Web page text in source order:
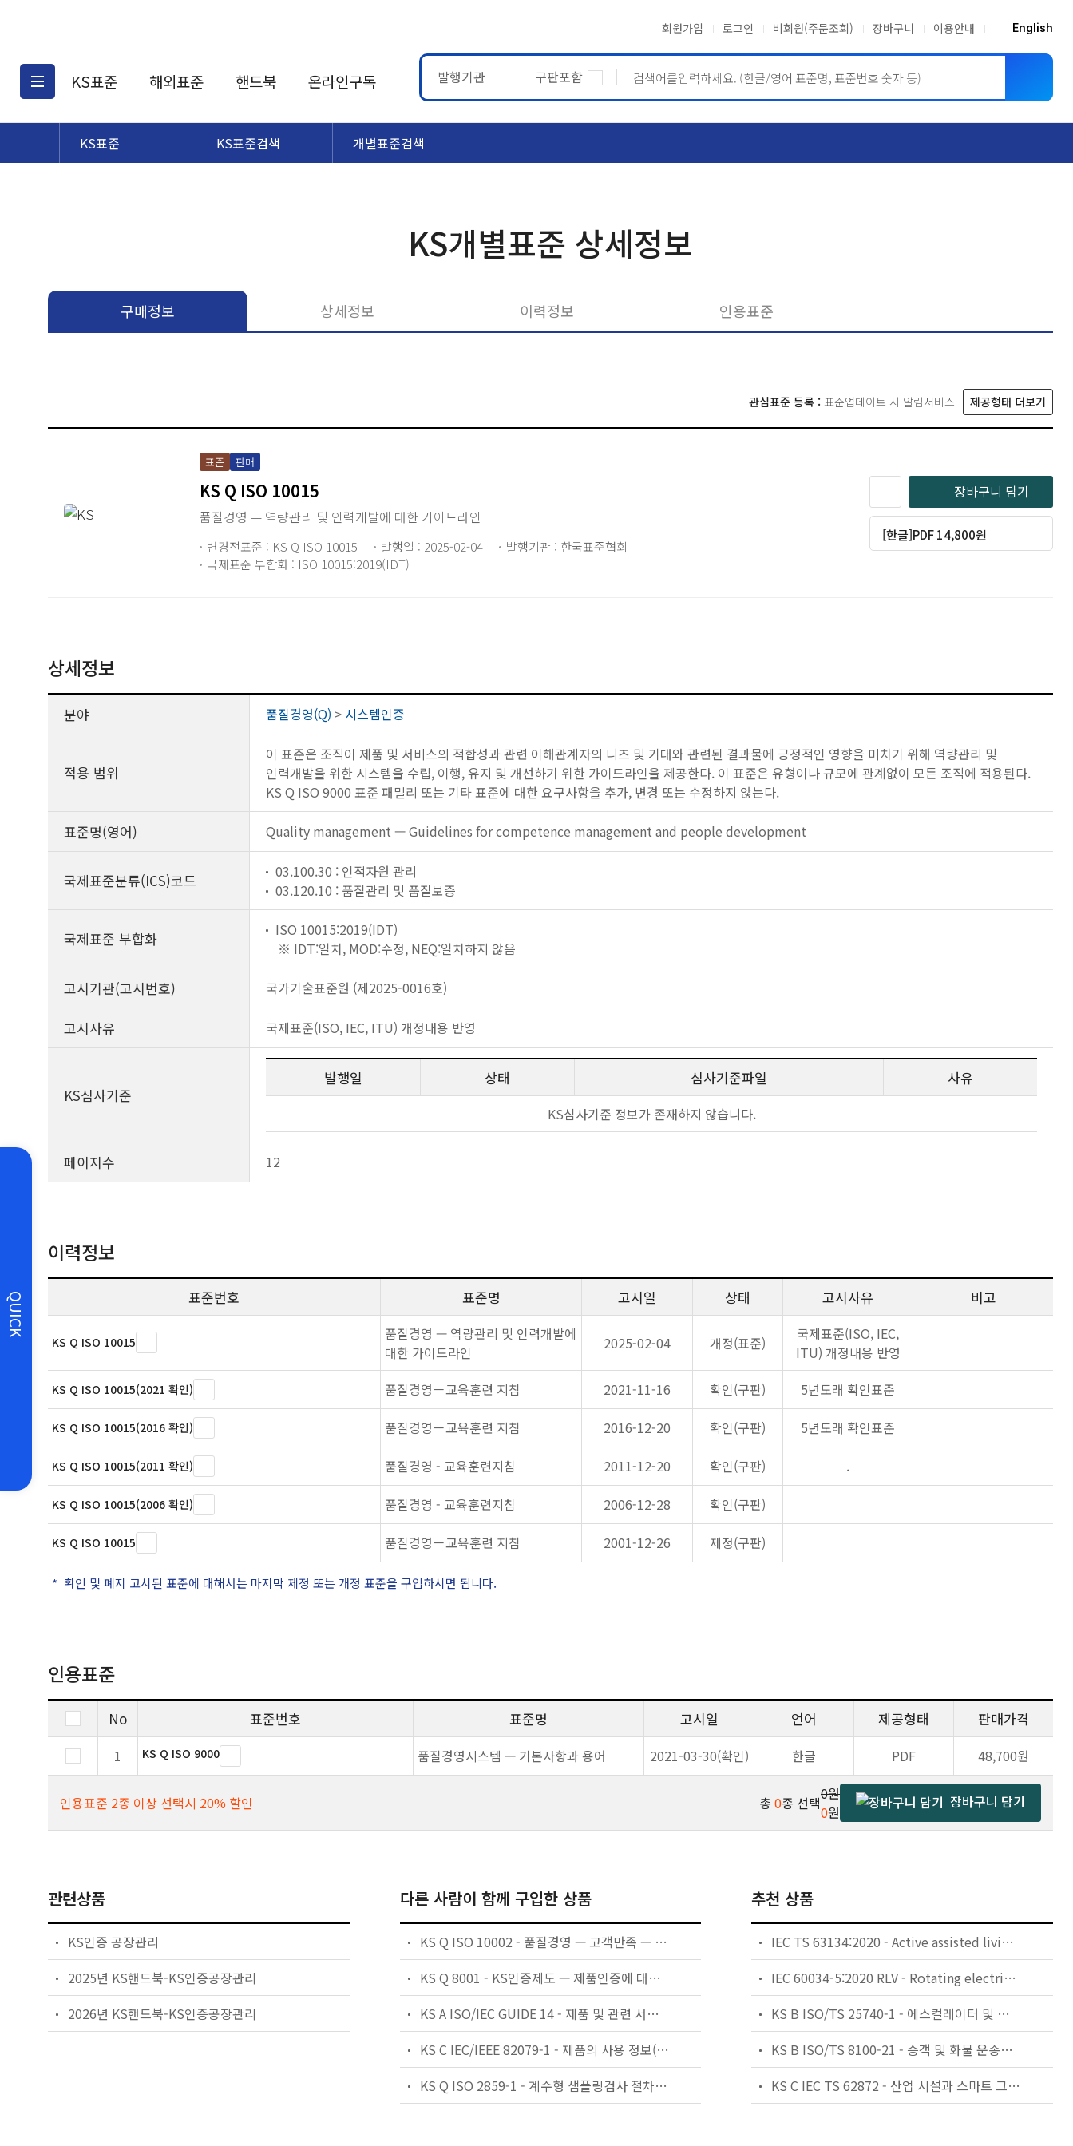
회원가입 로그인 비회원(주문조회) 장바구니 이용안내 English
KS표준
KS표준검색
해외표준
해외표준검색
핸드북 온라인구독 발행기관 구판포함
QUICK
KS표준 KS표준검색 개별표준검색
KS개별표준 상세정보
구매정보 상세정보 이력정보 인용표준
관심표준 등록 : 표준업데이트 시 알림서비스 제공형태 더보기
표준 판매
KS Q ISO 10015
품질경영 — 역량관리 및 인력개발에 대한 가이드라인
변경전표준 : KS Q ISO 10015 발행일 : 2025-02-04
발행기관 : 한국표준협회
국제표준 부합화 : ISO 10015:2019(IDT)
장바구니 담기
[한글]PDF 14,800원
상세정보
분야 품질경영(Q) > 시스템인증
적용 범위
이 표준은 조직이 제품 및 서비스의 적합성과 관련 이해관계자의 니즈 및 기대와 관련된 결과물에 긍정적인 영향을 미치기 위해 역량관리 및
인력개발을 위한 시스템을 수립, 이행, 유지 및 개선하기 위한 가이드라인을 제공한다. 이 표준은 유형이나 규모에 관계없이 모든 조직에 적용된다.
KS Q ISO 9000 표준 패밀리 또는 기타 표준에 대한 요구사항을 추가, 변경 또는 수정하지 않는다.
표준명(영어) Quality management — Guidelines for competence management and people development
국제표준분류(ICS)코드
03.100.30 : 인적자원 관리
03.120.10 : 품질관리 및 품질보증
국제표준 부합화
ISO 10015:2019(IDT)
※ IDT:일치, MOD:수정, NEQ:일치하지 않음
고시기관(고시번호) 국가기술표준원 (제2025-0016호)
고시사유 국제표준(ISO, IEC, ITU) 개정내용 반영
KS심사기준
발행일 상태 심사기준파일 사유
KS심사기준 정보가 존재하지 않습니다.
페이지수 12
이력정보
표준번호 표준명 고시일 상태 고시사유 비고
KS Q ISO 10015
품질경영 — 역량관리 및 인력개발에
대한 가이드라인
2025-02-04 개정(표준)
국제표준(ISO, IEC,
ITU) 개정내용 반영
KS Q ISO 10015(2021 확인) 품질경영－교육훈련 지침 2021-11-16 확인(구판) 5년도래 확인표준
KS Q ISO 10015(2016 확인) 품질경영－교육훈련 지침 2016-12-20 확인(구판) 5년도래 확인표준
KS Q ISO 10015(2011 확인) 품질경영 - 교육훈련지침 2011-12-20 확인(구판) .
KS Q ISO 10015(2006 확인) 품질경영 - 교육훈련지침 2006-12-28 확인(구판)
KS Q ISO 10015 품질경영－교육훈련 지침 2001-12-26 제정(구판)
확인 및 폐지 고시된 표준에 대해서는 마지막 제정 또는 개정 표준을 구입하시면 됩니다.
인용표준
No 표준번호 표준명 고시일 언어 제공형태 판매가격
1 KS Q ISO 9000 품질경영시스템 — 기본사항과 용어 2021-03-30(확인) 한글 PDF 48,700원
인용표준 2종 이상 선택시 20% 할인 총 0종 선택0원
0원
장바구니 담기
관련상품
KS인증 공장관리
2025년 KS핸드북-KS인증공장관리
2026년 KS핸드북-KS인증공장관리
다른 사람이 함께 구입한 상품
KS Q ISO 10002 - 품질경영 — 고객만족 — 조직에서의 불만 처리 가이드라인
KS Q 8001 - KS인증제도 — 제품인증에 대한 일반 요구사항
KS A ISO/IEC GUIDE 14 - 제품 및 관련 서비스 — 소비자를 위한 정보
KS C IEC/IEEE 82079-1 - 제품의 사용 정보(사용 설명) 작성 — 제1부: 원칙과 일반 요건
KS Q ISO 2859-1 - 계수형 샘플링검사 절차 — 제1부: 로트별 합격품질한계(AQL) 지표형 샘플링검사 방식
추천 상품
IEC TS 63134:2020 - Active assisted living (AAL) use cases
IEC 60034-5:2020 RLV - Rotating electrical machines - Part 5: Degrees of protection provided by the integral design of rotating electrical machines (IP code) - Classification
KS B ISO/TS 25740-1 - 에스컬레이터 및 무빙워크에 대한 안전요건 — 제1부: 세계공통 필수 안전요건(GESRs)
KS B ISO/TS 8100-21 - 승객 및 화물 운송용 엘리베이터 —제21부: 세계공통 필수안전요건(GESRs)을 충족하는 세계공통 안전 파라미터(GSPs)
KS C IEC TS 62872 - 산업 시설과 스마트 그리드 사이의 산업 공정 측정, 제어 및 자동화 시스템 인터페이스